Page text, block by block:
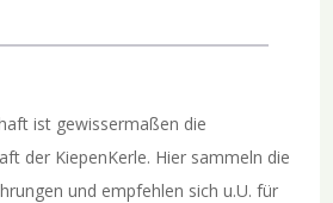
ist gewissermaßen die
der KiepenKerle. Hier sammeln die
und empfehlen sich u.U. für